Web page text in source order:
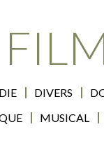
DIVERS
MUSICAL